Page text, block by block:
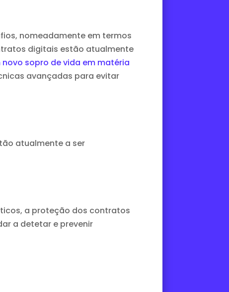
nomeadamente em termos
digitais estão atualmente
novo sopro de vida em matéria
avançadas para evitar
atualmente a ser
a proteção dos contratos
a detetar e prevenir